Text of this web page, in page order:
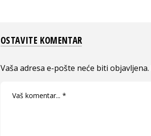
OSTAVITE KOMENTAR
Vaša adresa e-pošte neće biti objavljena.